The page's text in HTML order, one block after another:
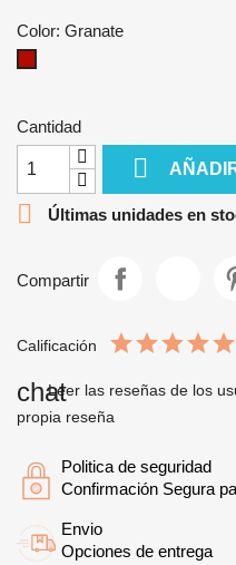
Color: Granate
Cantidad


Últimas unidades en
Compartir
Calificación
Leer las reseñas de los
propia reseña
Politica de seguridad
Confirmación Segura
Envio
Opciones de entrega